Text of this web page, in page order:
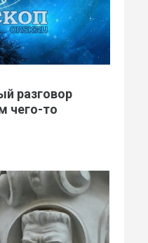
разговор
чего-то